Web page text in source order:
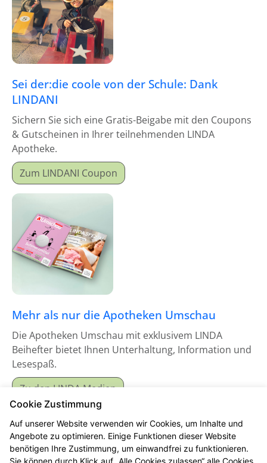
Sei der:die coole von der Schule: Dank
LINDANI
Sichern Sie sich eine Gratis-Beigabe mit den Coupons
& Gutscheinen in Ihrer teilnehmenden LINDA
Apotheke.
Zum LINDANI Coupon
Mehr als nur die Apotheken Umschau
Die Apotheken Umschau mit exklusivem LINDA
Beihefter bietet Ihnen Unterhaltung, Information und
Lesespaß.
Zu den LINDA Medien
Cookie Zustimmung
Auf unserer Website verwenden wir Cookies, um Inhalte und
Angebote zu optimieren. Einige Funktionen dieser Website
benötigen Ihre Zustimmung, um einwandfrei zu funktionieren.
Sie können durch Klick auf „Alle Cookies zulassen“ alle Cookies